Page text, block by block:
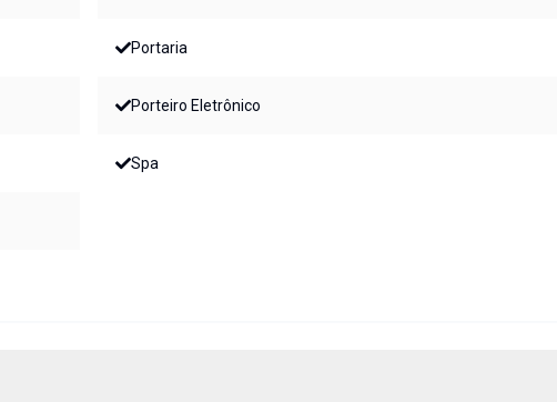
Portaria
Porteiro Eletrônico
Spa